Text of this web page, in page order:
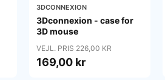
3DCONNEXION
3Dconnexion - case for
3D mouse
VEJL. PRIS 226,00 KR
169,00 kr